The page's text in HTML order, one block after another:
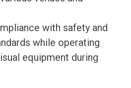
with safety and
while operating
equipment during